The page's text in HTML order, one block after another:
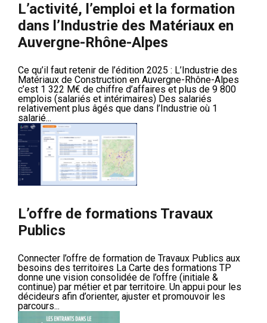
L’activité, l’emploi et la formation
dans l’Industrie des Matériaux en
Auvergne-Rhône-Alpes
Ce qu’il faut retenir de l’édition 2025 : L’Industrie des
Matériaux de Construction en Auvergne-Rhône-Alpes
c’est 1 322 M€ de chiffre d’affaires et plus de 9 800
emplois (salariés et intérimaires) Des salariés
relativement plus âgés que dans l’Industrie où 1
salarié...
L’offre de formations Travaux
Publics
Connecter l’offre de formation de Travaux Publics aux
besoins des territoires La Carte des formations TP
donne une vision consolidée de l’offre (initiale &
continue) par métier et par territoire. Un appui pour les
décideurs afin d’orienter, ajuster et promouvoir les
parcours...